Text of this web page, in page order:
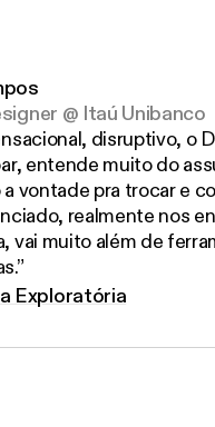
@ Itaú Unibanco
disruptivo, o
entende muito do
vontade pra trocar e
realmente nos
vai muito além de
Exploratória